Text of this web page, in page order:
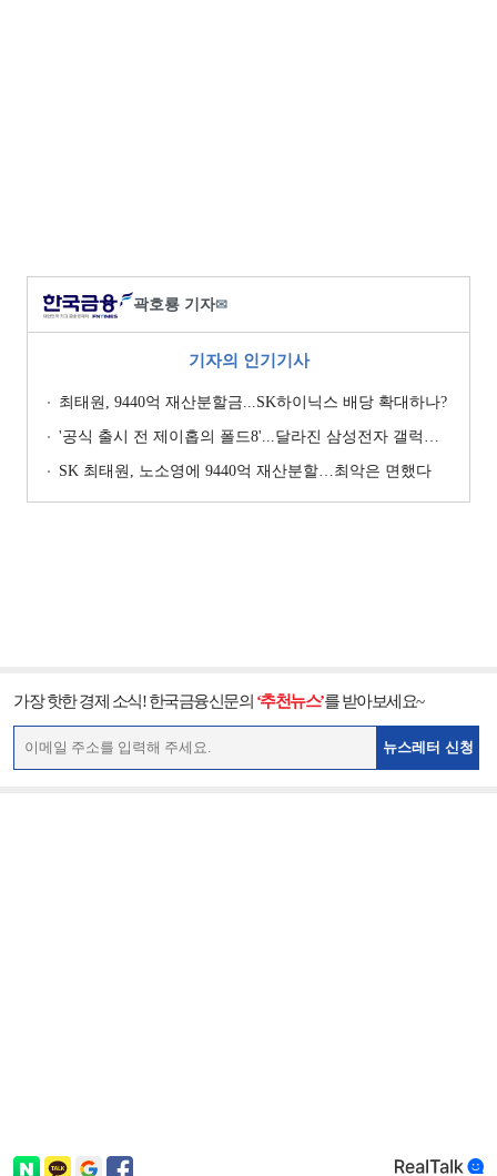
곽호룡 기자✉
기자의 인기기사
최태원, 9440억 재산분할금...SK하이닉스 배당 확대하나?
'공식 출시 전 제이홉의 폴드8'...달라진 삼성전자 갤럭시 마케팅?
SK 최태원, 노소영에 9440억 재산분할…최악은 면했다
가장 핫한 경제 소식! 한국금융신문의 ‘추천뉴스’를 받아보세요~
뉴스레터 신청